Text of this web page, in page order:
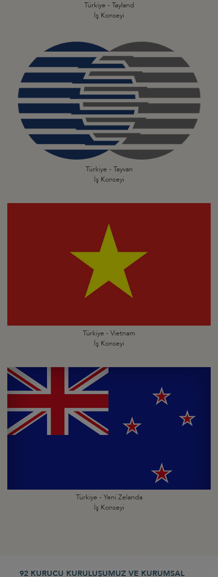
Türkiye - Tayland
İş Konseyi
Türkiye - Tayvan
İş Konseyi
Türkiye - Vietnam
İş Konseyi
Türkiye - Yeni Zelanda
İş Konseyi
92 KURUCU KURULUŞUMUZ VE KURUMSAL